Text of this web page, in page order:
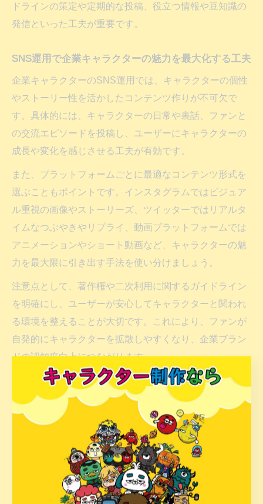
ドラインの策定や定期的な投稿、役立つ情報や豆知識の
発信といった工夫が重要です。
SNS運用で企業キャラクターの魅力を最大化する工夫
企業キャラクターのSNS運用では、キャラクターの個性
やストーリー性を活かしたコンテンツ作りが不可欠で
す。具体的には、キャラクターの日常や裏話、ファンと
の交流エピソードを投稿し、ユーザーにキャラクターの
成長や変化を感じさせる工夫が有効です。
また、プラットフォームごとに最適なコンテンツ形式を
選ぶこともポイントです。インスタグラムではビジュア
ル重視の画像やストーリーズ、ツイッターではリアルタ
イムなつぶやきやリプライ、動画プラットフォームでは
アニメーションやショート動画など、キャラクターの魅
力を最大限に引き出す手法を使い分けましょう。
注意点として、著作権や二次利用に関するガイドライン
を明確にし、ユーザーが安心してキャラクターと関われ
る環境を整えることが大切です。これにより、ファンが
自発的にキャラクターを拡散しやすくなり、企業ブラン
ドの認知度向上につながります。
企業キャラクター人気が高まるSNS投稿の作り方
企業キャラクターの人気を高めるSNS投稿には、共感・
参加・拡散の3要素が欠かせません。まず、ユーザーの
日常に寄り添う内容や、時事性のある話題を盛り込むこ
とで共感を呼び起こします。次に、ハッシュタグキャン
ペーンやファンアート募集など、ユーザーが参加できる
企画を設けるとエンゲージメントが大幅に向上します。